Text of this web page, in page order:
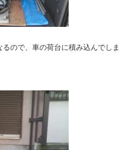
ので、車の荷台に積み込んでしま